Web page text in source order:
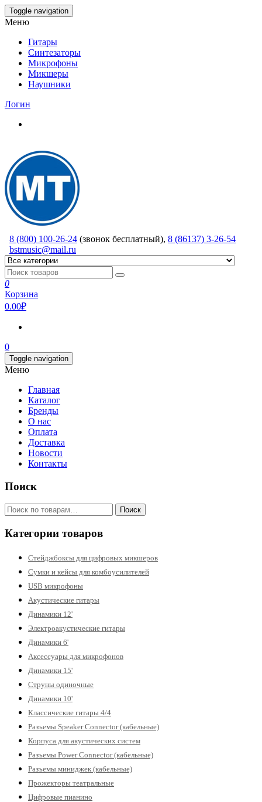
Skip
to
content
Toggle navigation
Меню
Гитары
Синтезаторы
Микрофоны
Микшеры
Наушники
Логин
8 (800) 100-26-24 (звонок бесплатный), 8 (86137) 3-26-54
bstmusic@mail.ru
0
Корзина
0.00₽
0
Toggle navigation
Меню
Главная
Каталог
Бренды
О нас
Оплата
Доставка
Новости
Контакты
Поиск
Искать: Поиск
Категории товаров
Стейджбоксы для цифровых микшеров
Сумки и кейсы для комбоусилителей
USB микрофоны
Акустические гитары
Динамики 12'
Электроакустические гитары
Динамики 6'
Аксессуары для микрофонов
Динамики 15'
Струны одиночные
Динамики 10'
Классические гитары 4/4
Разъемы Speaker Connector (кабельные)
Корпуса для акустических систем
Разъемы Power Connector (кабельные)
Разъемы миниджек (кабельные)
Прожекторы театральные
Цифровые пианино